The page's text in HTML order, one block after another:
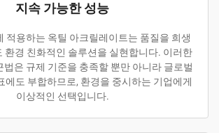
지속 가능한 성능
적용하는 옥틸 아크릴레이트는 품질을 희생
환경 친화적인 솔루션을 실현합니다. 이러한
법은 규제 기준을 충족할 뿐만 아니라 글로벌
에도 부합하므로, 환경을 중시하는 기업에게
이상적인 선택입니다.